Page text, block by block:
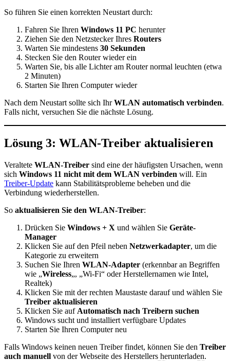
So führen Sie einen korrekten Neustart durch:
Fahren Sie Ihren Windows 11 PC herunter
Ziehen Sie den Netzstecker Ihres Routers
Warten Sie mindestens 30 Sekunden
Stecken Sie den Router wieder ein
Warten Sie, bis alle Lichter am Router normal leuchten (etwa
2 Minuten)
Starten Sie Ihren Computer wieder
Nach dem Neustart sollte sich IhrWLAN automatisch verbinden.
Falls nicht, versuchen Sie die nächste Lösung.
Lösung 3: WLAN-Treiber aktualisieren
Veraltete WLAN-Treiber sind eine der häufigsten Ursachen, wenn
sich Windows 11 nicht mit dem WLAN verbinden will. Ein
Treiber-Update kann Stabilitätsprobleme beheben und die
Verbindung wiederherstellen.
So aktualisieren Sie den WLAN-Treiber:
Drücken Sie Windows + X und wählen Sie Geräte-
Manager
Klicken Sie auf den Pfeil neben Netzwerkadapter, um die
Kategorie zu erweitern
Suchen Sie Ihren WLAN-Adapter (erkennbar an Begriffen
wie „Wireless„, „Wi-Fi“ oder Herstellernamen wie Intel,
Realtek)
Klicken Sie mit der rechten Maustaste darauf und wählen Sie
Treiber aktualisieren
Klicken Sie auf Automatisch nach Treibern suchen
Windows sucht und installiert verfügbare Updates
Starten Sie Ihren Computer neu
Falls Windows keinen neuen Treiber findet, können Sie den Treiber
auch manuell von der Webseite des Herstellers herunterladen.